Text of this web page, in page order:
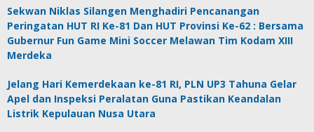
Sekwan Niklas Silangen Menghadiri Pencanangan
Peringatan HUT RI Ke-81 Dan HUT Provinsi Ke-62 : Bersama
Gubernur Fun Game Mini Soccer Melawan Tim Kodam XIII
Merdeka
Jelang Hari Kemerdekaan ke-81 RI, PLN UP3 Tahuna Gelar
Apel dan Inspeksi Peralatan Guna Pastikan Keandalan
Listrik Kepulauan Nusa Utara